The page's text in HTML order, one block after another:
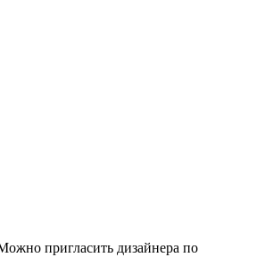
пригласить дизайнера по